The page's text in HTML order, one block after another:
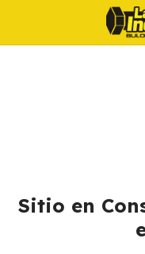
Sitio en